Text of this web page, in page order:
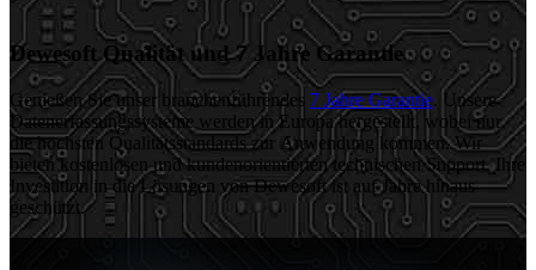
Dewesoft Qualität und 7 Jahre Garantie
Genießen Sie unser branchenführendes 7 Jahre Garantie . Unsere
Datenerfassungssysteme werden in Europa hergestellt, wobei nur
die höchsten Qualitätsstandards zur Anwendung kommen. Wir
bieten kostenlosen und kundenorientierten technischen Support. Ihre
Investition in die Lösungen von Dewesoft ist auf Jahre hinaus
geschützt.